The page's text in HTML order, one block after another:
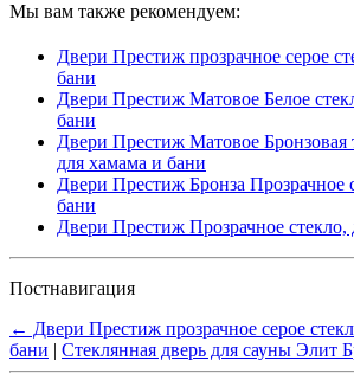
Мы вам также рекомендуем:
Двери Престиж прозрачное серое
бани
Двери Престиж Матовое Белое
бани
Двери Престиж Матовое Бронзовая
для хамама и бани
Двери Престиж Бронза Прозрачное
бани
Двери Престиж Прозрачное стекло,
Постнавигация
← Двери Престиж прозрачное серое
бани
Стеклянная дверь для сауны Элит